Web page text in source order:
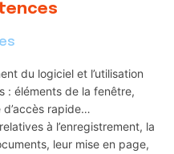
du logiciel et l’utilisation
: éléments de la fenêtre,
rapide…
à l’enregistrement, la
leur mise en page,